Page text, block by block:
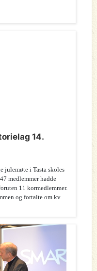
14.
julemøte i Tasta skoles
medlemmer hadde
11 kormedlemmer.
og fortalte om kv...